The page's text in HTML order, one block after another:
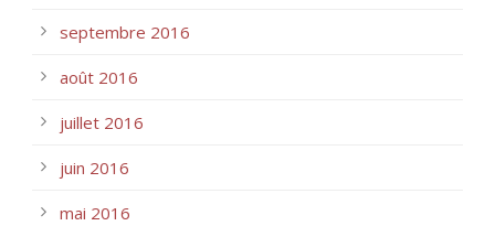
septembre 2016
août 2016
juillet 2016
juin 2016
mai 2016